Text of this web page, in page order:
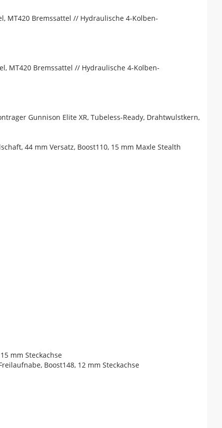
MT420 Bremssattel // Hydraulische 4-Kolben-
MT420 Bremssattel // Hydraulische 4-Kolben-
Gunnison Elite XR, Tubeless-Ready, Drahtwulstkern,
44 mm Versatz, Boost110, 15 mm Maxle Stealth
mm Steckachse
Boost148, 12 mm Steckachse